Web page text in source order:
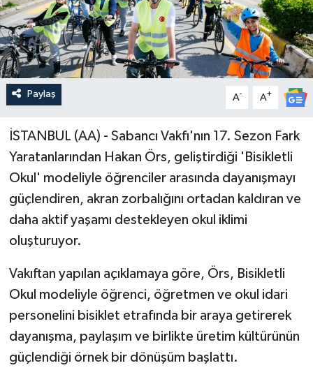
Paylaş A- A+
İSTANBUL (AA) - Sabancı Vakfı'nın 17. Sezon Fark
Yaratanlarından Hakan Örs, geliştirdiği 'Bisikletli
Okul' modeliyle öğrenciler arasında dayanışmayı
güçlendiren, akran zorbalığını ortadan kaldıran ve
daha aktif yaşamı destekleyen okul iklimi
oluşturuyor.
Vakıftan yapılan açıklamaya göre, Örs, Bisikletli
Okul modeliyle öğrenci, öğretmen ve okul idari
personelini bisiklet etrafında bir araya getirerek
dayanışma, paylaşım ve birlikte üretim kültürünün
güçlendiği örnek bir dönüşüm başlattı.